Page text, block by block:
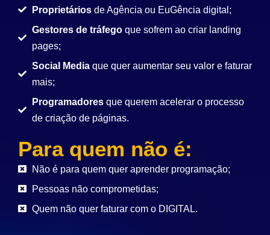
Proprietários de Agência ou EuGência digital;
Gestores de tráfegoque sofrem ao criar landing
pages;
Social Media que quer aumentar seu valor e faturar
mais;
Programadores que querem acelerar o processo
de criação de páginas.
Para quem não é:
Não é para quem quer aprender programação;
Pessoas não comprometidas;
Quem não quer faturar com o DIGITAL.